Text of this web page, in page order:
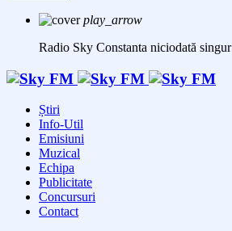
play_arrow
Radio Sky Constanta niciodată singur
Știri
Info-Util
Emisiuni
Muzical
Echipa
Publicitate
Concursuri
Contact